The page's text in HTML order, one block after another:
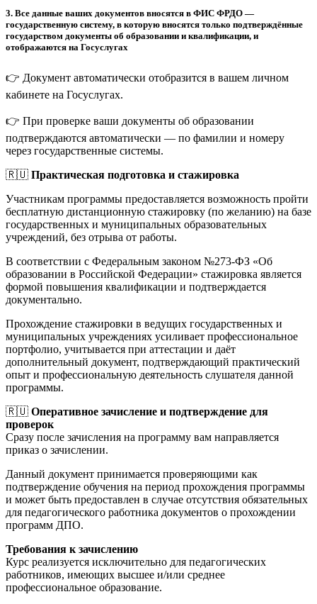
3. Все данные ваших документов вносятся в ФИС ФРДО —
государственную систему, в которую вносятся только подтверждённые
государством документы об образовании и квалификации, и
отображаются на Госуслугах
👉 Документ автоматически отобразится в вашем личном
кабинете на Госуслугах.
👉 При проверке ваши документы об образовании
подтверждаются автоматически — по фамилии и номеру
через государственные системы.
🇷🇺 Практическая подготовка и стажировка
Участникам программы предоставляется возможность пройти
бесплатную дистанционную стажировку (по желанию) на базе
государственных и муниципальных образовательных
учреждений, без отрыва от работы.
В соответствии с Федеральным законом №273-ФЗ «Об
образовании в Российской Федерации» стажировка является
формой повышения квалификации и подтверждается
документально.
Прохождение стажировки в ведущих государственных и
муниципальных учреждениях усиливает профессиональное
портфолио, учитывается при аттестации и даёт
дополнительный документ, подтверждающий практический
опыт и профессиональную деятельность слушателя данной
программы.
🇷🇺 Оперативное зачисление и подтверждение для
проверок
Сразу после зачисления на программу вам направляется
приказ о зачислении.
Данный документ принимается проверяющими как
подтверждение обучения на период прохождения программы
и может быть предоставлен в случае отсутствия обязательных
для педагогического работника документов о прохождении
программ ДПО.
Требования к зачислению
Курс реализуется исключительно для педагогических
работников, имеющих высшее и/или среднее
профессиональное образование.